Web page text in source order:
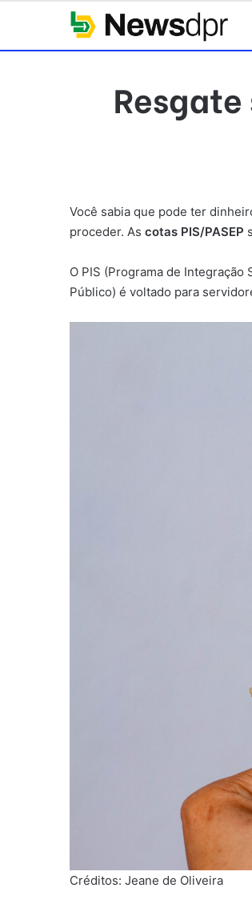
Você sabia que pode ter
proceder. As cotas PIS/PASEP
O PIS (Programa de
Público) é voltado para
Créditos: Jeane de Oliveira